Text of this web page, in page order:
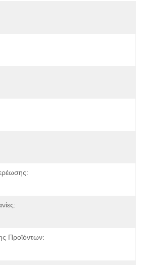
Προϊόντων: